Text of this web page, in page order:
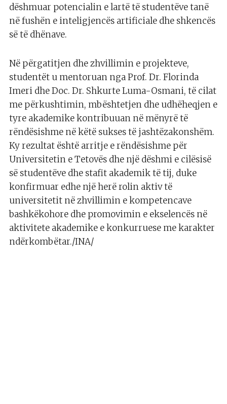
dëshmuar potencialin e lartë të studentëve tanë
në fushën e inteligjencës artificiale dhe shkencës
së të dhënave.
Në përgatitjen dhe zhvillimin e projekteve,
studentët u mentoruan nga Prof. Dr. Florinda
Imeri dhe Doc. Dr. Shkurte Luma-Osmani, të cilat
me përkushtimin, mbështetjen dhe udhëheqjen e
tyre akademike kontribuuan në mënyrë të
rëndësishme në këtë sukses të jashtëzakonshëm.
Ky rezultat është arritje e rëndësishme për
Universitetin e Tetovës dhe një dëshmi e cilësisë
së studentëve dhe stafit akademik të tij, duke
konfirmuar edhe një herë rolin aktiv të
universitetit në zhvillimin e kompetencave
bashkëkohore dhe promovimin e ekselencës në
aktivitete akademike e konkurruese me karakter
ndërkombëtar./INA/